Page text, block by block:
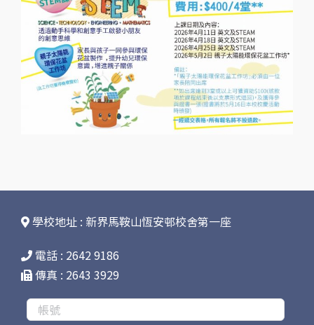
學校地址 : 新界馬鞍山恆安邨校舍第一座
電話 : 2642 9186
傳真 : 2643 3929